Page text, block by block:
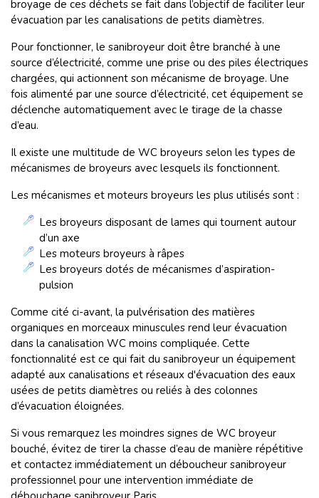
broyage de ces déchets se fait dans l’objectif de faciliter leur
évacuation par les canalisations de petits diamètres.
Pour fonctionner, le sanibroyeur doit être branché à une
source d’électricité, comme une prise ou des piles électriques
chargées, qui actionnent son mécanisme de broyage. Une
fois alimenté par une source d’électricité, cet équipement se
déclenche automatiquement avec le tirage de la chasse
d’eau.
Il existe une multitude de WC broyeurs selon les types de
mécanismes de broyeurs avec lesquels ils fonctionnent.
Les mécanismes et moteurs broyeurs les plus utilisés sont :
Les broyeurs disposant de lames qui tournent autour
d’un axe
Les moteurs broyeurs à râpes
Les broyeurs dotés de mécanismes d’aspiration-
pulsion
Comme cité ci-avant, la pulvérisation des matières
organiques en morceaux minuscules rend leur évacuation
dans la canalisation WC moins compliquée. Cette
fonctionnalité est ce qui fait du sanibroyeur un équipement
adapté aux canalisations et réseaux d'évacuation des eaux
usées de petits diamètres ou reliés à des colonnes
d’évacuation éloignées.
Si vous remarquez les moindres signes de WC broyeur
bouché, évitez de tirer la chasse d’eau de manière répétitive
et contactez immédiatement un déboucheur sanibroyeur
professionnel pour une intervention immédiate de